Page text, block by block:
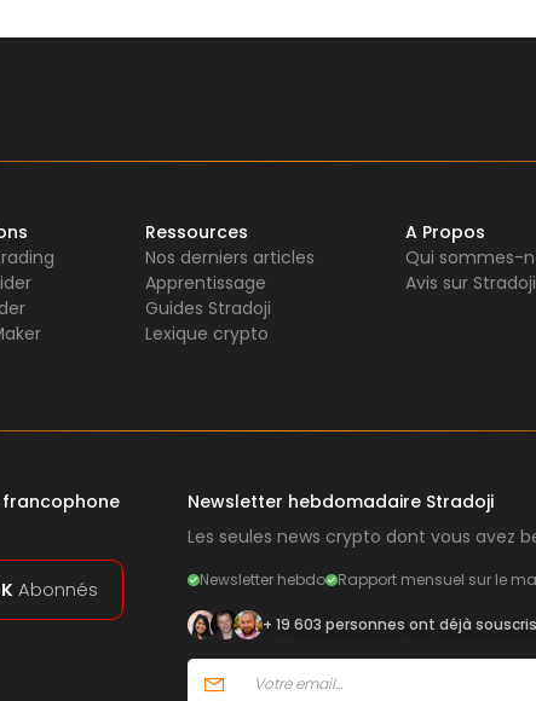
Ressources
Nos derniers articles
Apprentissage
Guides Stradoji
Lexique crypto
A Propos
Qui sommes-
Avis sur Stradoji
francophone
Abonnés
Newsletter hebdomadaire Stradoji
Les seules news crypto dont vous avez
Newsletter hebdo Rapport mensuel sur le
+ 19 603 personnes ont déjà